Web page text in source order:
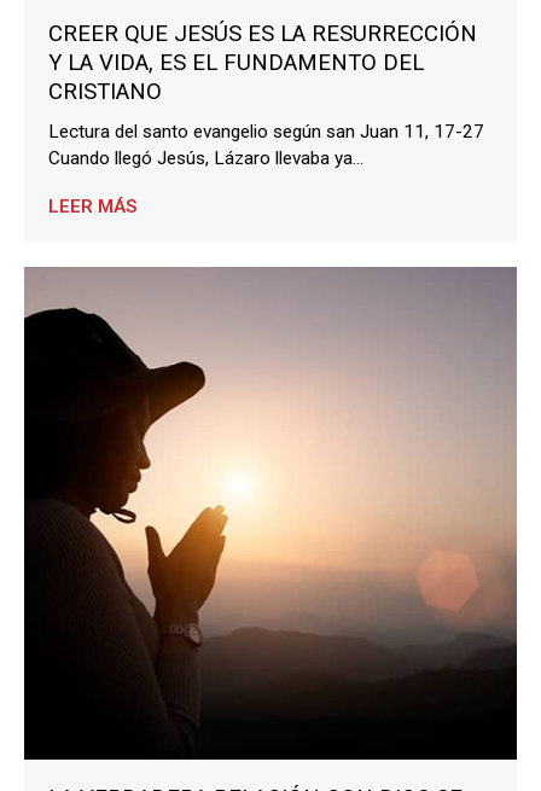
CREER QUE JESÚS ES LA RESURRECCIÓN
Y LA VIDA, ES EL FUNDAMENTO DEL
CRISTIANO
Lectura del santo evangelio según san Juan 11, 17-27
Cuando llegó Jesús, Lázaro llevaba ya...
LEER MÁS